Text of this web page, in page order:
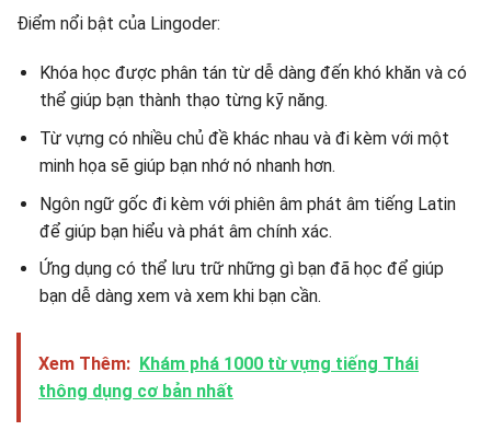
Điểm nổi bật của Lingoder:
Khóa học được phân tán từ dễ dàng đến khó khăn và có
thể giúp bạn thành thạo từng kỹ năng.
Từ vựng có nhiều chủ đề khác nhau và đi kèm với một
minh họa sẽ giúp bạn nhớ nó nhanh hơn.
Ngôn ngữ gốc đi kèm với phiên âm phát âm tiếng Latin
để giúp bạn hiểu và phát âm chính xác.
Ứng dụng có thể lưu trữ những gì bạn đã học để giúp
bạn dễ dàng xem và xem khi bạn cần.
Xem Thêm: Khám phá 1000 từ vựng tiếng Thái
thông dụng cơ bản nhất